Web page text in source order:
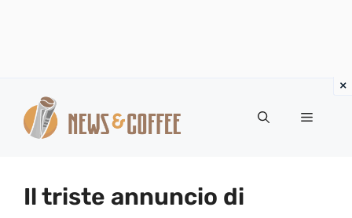
contenuto
Menu
Il triste annuncio di